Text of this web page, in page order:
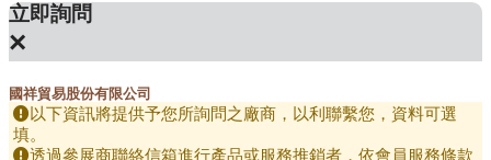
立即詢問
×
國祥貿易股份有限公司
以下資訊將提供予您所詢問之廠商，以利聯繫您，資料可選
填。
透過參展商聯絡信箱進行產品或服務推銷者，依會員服務條款